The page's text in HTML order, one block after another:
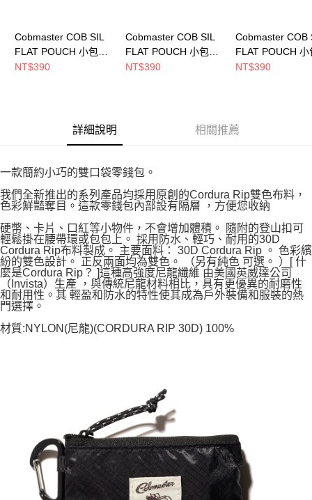
Cobmaster COB SIL
FLAT POUCH 小包
White 810216000001
NT$390
Cobmaster COB SIL
FLAT POUCH 小包
Pink 810216000062
NT$390
Cobmaster COB
FLAT POUCH 小
Green
NT$390
詳細說明 相關推薦
一款簡約小巧的雙口袋零錢包。
我們全新推出的系列產品均採用原創的Cordura Rip雙色布料，
色彩鮮豔奪目。這款零錢包內部設有隔層 ，方便您收納
硬幣、卡片、口紅等小物件，不會增加體積。 隨附的登山扣可
輕鬆掛在腰帶環或包包上。 採用防水、輕巧、耐用的30D
Cordura Rip布料製成。 主要面料： 30D Cordura Rip 。 色彩繽
紛的雙色設計。 正反兩面均為雙色。 （另有純色 可選。 ）[ 什
麼是Cordura Rip？ ]這種高強度尼龍纖維 由美國英威達公司
（Invista）生產 ，與傳統尼龍材料相比，具有更優異的耐磨性
和耐用性。其 輕盈和防水的特性使其成為戶外裝備和服裝的熱
門選擇。
材質:NYLON(尼龍)(CORDURA RIP 30D) 100%